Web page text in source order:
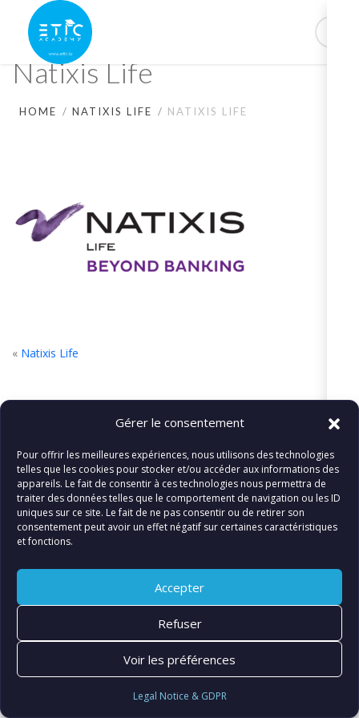
Gérer le consentement
Pour offrir les meilleures expériences, nous utilisons des technologies
telles que les cookies pour stocker et/ou accéder aux informations des
appareils. Le fait de consentir à ces technologies nous permettra de
traiter des données telles que le comportement de navigation ou les ID
uniques sur ce site. Le fait de ne pas consentir ou de retirer son
consentement peut avoir un effet négatif sur certaines caractéristiques
et fonctions.
Accepter
Refuser
Voir les préférences
Legal Notice & GDPR
Natixis Life
HOME NATIXIS LIFE NATIXIS LIFE
« Natixis Life